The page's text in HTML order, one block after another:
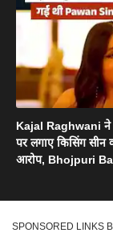
Kajal Raghwani
पर लगाए किसिंग सीन
आरोप, Bhojpuri
SPONSORED LINKS